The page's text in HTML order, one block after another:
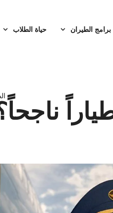
برامج الطيران حياة الطلاب